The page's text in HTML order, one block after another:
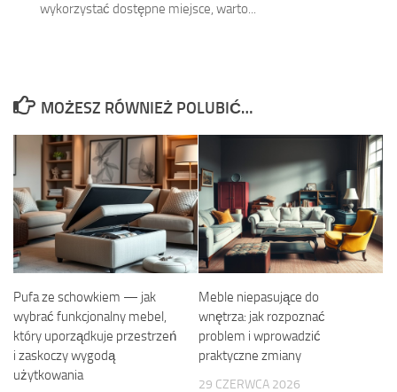
wykorzystać dostępne miejsce, warto...
MOŻESZ RÓWNIEŻ POLUBIĆ…
Pufa ze schowkiem — jak
wybrać funkcjonalny mebel,
który uporządkuje przestrzeń
i zaskoczy wygodą
użytkowania
Meble niepasujące do
wnętrza: jak rozpoznać
problem i wprowadzić
praktyczne zmiany
29 CZERWCA 2026